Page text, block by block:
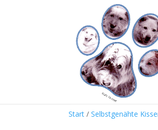
Start /Selbstgenähte